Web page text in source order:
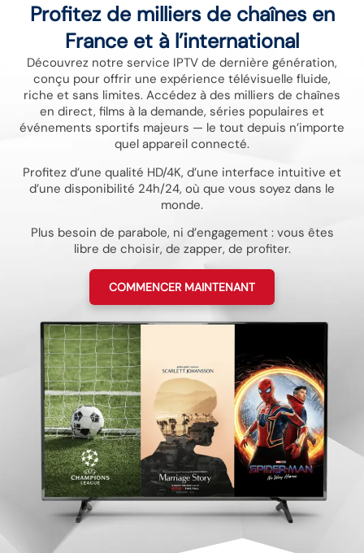
Profitez de milliers de chaînes en
France et à l’international
Découvrez notre service IPTV de dernière génération,
conçu pour offrir une expérience télévisuelle fluide,
riche et sans limites. Accédez à des milliers de chaînes
en direct, films à la demande, séries populaires et
événements sportifs majeurs — le tout depuis n’importe
quel appareil connecté.
Profitez d’une qualité HD/4K, d’une interface intuitive et
d’une disponibilité 24h/24, où que vous soyez dans le
monde.
Plus besoin de parabole, ni d’engagement : vous êtes
libre de choisir, de zapper, de profiter.
COMMENCER MAINTENANT